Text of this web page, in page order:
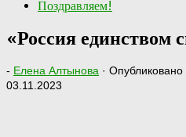
Поздравляем!
«Россия единством
- Елена Алтынова · Опубликовано
03.11.2023